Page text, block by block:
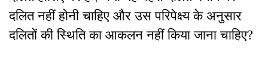
दलित नहीं होनी चाहिए और उस परिपेक्ष्य के अनुसार
दलितों की स्थिति का आकलन नहीं किया जाना चाहिए?